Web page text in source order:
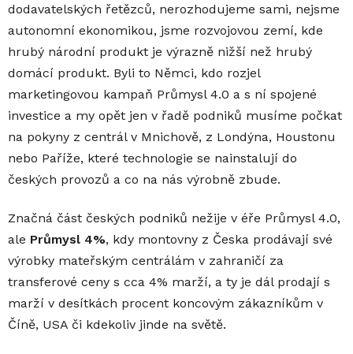
dodavatelských řetězců, nerozhodujeme sami, nejsme
autonomní ekonomikou, jsme rozvojovou zemí, kde
hrubý národní produkt je výrazně nižší než hrubý
domácí produkt. Byli to Němci, kdo rozjel
marketingovou kampaň Průmysl 4.0 a s ní spojené
investice a my opět jen v řadě podniků musíme počkat
na pokyny z centrál v Mnichově, z Londýna, Houstonu
nebo Paříže, které technologie se nainstalují do
českých provozů a co na nás výrobně zbude.
Značná část českých podniků nežije v éře Průmysl 4.0,
ale Průmysl 4%, kdy montovny z Česka prodávají své
výrobky mateřským centrálám v zahraničí za
transferové ceny s cca 4% marží, a ty je dál prodají s
marží v desítkách procent koncovým zákazníkům v
Číně, USA či kdekoliv jinde na světě.